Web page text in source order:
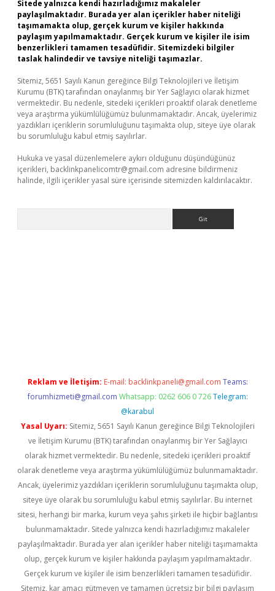
Sitede yalnızca kendi hazırladığımız makaleler
paylaşılmaktadır. Burada yer alan içerikler haber niteliği
taşımamakta olup, gerçek kurum ve kişiler hakkında
paylaşım yapılmamaktadır. Gerçek kurum ve kişiler ile isim
benzerlikleri tamamen tesadüfidir. Sitemizdeki bilgiler
taslak halindedir ve tavsiye niteliği taşımazlar.
Sitemiz, 5651 Sayılı Kanun gereğince Bilgi Teknolojileri ve İletişim
Kurumu (BTK) tarafından onaylanmış bir Yer Sağlayıcı olarak hizmet
vermektedir. Bu nedenle, sitedeki içerikleri proaktif olarak denetleme
veya araştırma yükümlülüğümüz bulunmamaktadır. Ancak, üyelerimiz
yazdıkları içeriklerin sorumluluğunu taşımakta olup, siteye üye olarak
bu sorumluluğu kabul etmiş sayılırlar.
Hukuka ve yasal düzenlemelere aykırı olduğunu düşündüğünüz
içerikleri, backlinkpanelicomtr@gmail.com adresine bildirmeniz
halinde, ilgili içerikler yasal süre içerisinde sitemizden kaldırılacaktır.
Reklam ve İletişim: E-mail: backlinkpaneli@gmail.com Teams:
forumhizmeti@gmail.com Whatsapp: 0262 606 0 726 Telegram:
@karabul
Yasal Uyarı: Sitemiz, 5651 Sayılı Kanun gereğince Bilgi Teknolojileri
ve İletişim Kurumu (BTK) tarafından onaylanmış bir Yer Sağlayıcı
olarak hizmet vermektedir. Bu nedenle, sitedeki içerikleri proaktif
olarak denetleme veya araştırma yükümlülüğümüz bulunmamaktadır.
Ancak, üyelerimiz yazdıkları içeriklerin sorumluluğunu taşımakta olup,
siteye üye olarak bu sorumluluğu kabul etmiş sayılırlar. Bu internet
sitesi, herhangi bir marka, kurum veya şahıs şirketi ile hiçbir bağlantısı
bulunmamaktadır. Sitede yalnızca kendi hazırladığımız makaleler
paylaşılmaktadır. Burada yer alan içerikler haber niteliği taşımamakta
olup, gerçek kurum ve kişiler hakkında paylaşım yapılmamaktadır.
Gerçek kurum ve kişiler ile isim benzerlikleri tamamen tesadüfidir.
Sitemiz, kar amacı gütmeyen ve tamamen ücretsiz bir bilgi paylaşım